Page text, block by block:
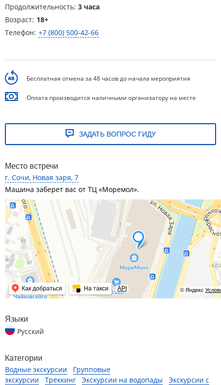
Продолжительность: 3 часа
Возраст: 18+
Телефон: +7 (800) 500-42-66
Бесплатная отмена за 48 часов до начала мероприятия
Оплата производится наличными организатору на месте
ЗАДАТЬ ВОПРОС ГИДУ
Место встречи
г. Сочи, Новая заря, 7
Машина заберет вас от ТЦ «Моремол».
© Яндекс
Как добраться На такси API
Языки
Русский
Категории
Водные экскурсии
Групповые
экскурсии
Треккинг Экскурсии на водопады
Экскурсии с